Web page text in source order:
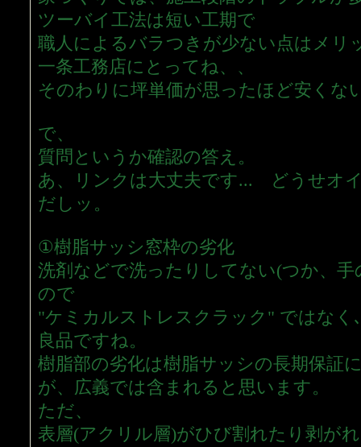
ツーバイ工法は短い工期で
職人によるバラつきが少ない点はメ
一条工務店にとってね、、
そのわりに坪単価が思ったほど安くな
で、
質問というか確認の答え。
あ、リンクは大丈夫です... どうせオ
だしッ。
①樹脂サッシ窓枠の劣化
洗剤などで洗ったりしてない(つか、
ので
"ケミカルストレスクラック" ではなく
良品ですね。
樹脂部の劣化は樹脂サッシの長期保証
が、広義では含まれると思います。
ただ、
表層(アクリル層)がひび割れたり剥が